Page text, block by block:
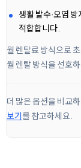
생활 발수·오염
적합합니다.
월 렌탈료 방식으로
월 렌탈 방식을 선호
더 많은 옵션을 비교
보기를 참고하세요.